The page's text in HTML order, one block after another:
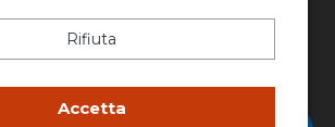
Rifiuta
Accetta